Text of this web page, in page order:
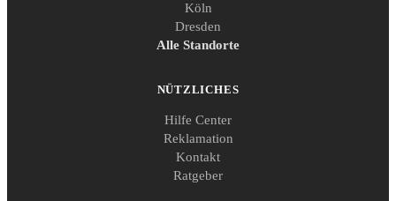
Köln
Dresden
Alle Standorte
NÜTZLICHES
Hilfe Center
Reklamation
Kontakt
Ratgeber